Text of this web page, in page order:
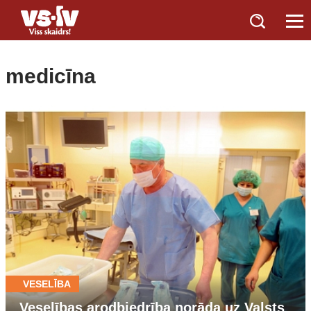
medicīna
VESELĪBA
Veselības arodbiedrība norāda uz Valsts